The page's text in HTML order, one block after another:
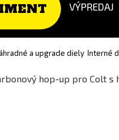
VÝPREDAJ
a upgrade diely Interné